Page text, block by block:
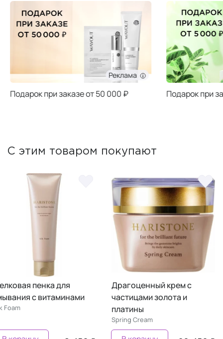
Реклама
Подарок при заказе от 50 000 ₽ Подарок при
С этим товаром покупают
пенка для
с витаминами
Foam
Драгоценный крем с
частицами золота и
платины
Spring Cream